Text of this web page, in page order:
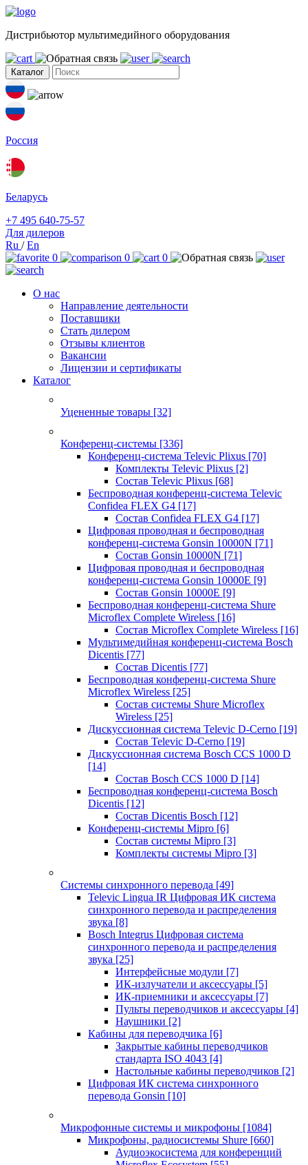
Дистрибьютор мультимедийного оборудования
Каталог
Россия
Беларусь
+7 495 640-75-57
Для дилеров
Ru /En
0
0 0
О нас
Направление деятельности
Поставщики
Стать дилером
Отзывы клиентов
Вакансии
Лицензии и сертификаты
Каталог
Уцененные товары [32]
Конференц-системы [336]
Конференц-система Televic Plixus [70]
Комплекты Televic Plixus [2]
Состав Televic Plixus [68]
Беспроводная конференц-система Televic
Confidea FLEX G4 [17]
Состав Confidea FLEX G4 [17]
Цифровая проводная и беспроводная
конференц-система Gonsin 10000N [71]
Состав Gonsin 10000N [71]
Цифровая проводная и беспроводная
конференц-система Gonsin 10000E [9]
Состав Gonsin 10000E [9]
Беспроводная конференц-система Shure
Microflex Complete Wireless [16]
Состав Microflex Complete Wireless [16]
Мультимедийная конференц-система Bosch
Dicentis [77]
Состав Dicentis [77]
Беспроводная конференц-система Shure
Microflex Wireless [25]
Состав системы Shure Microflex
Wireless [25]
Дискуссионная система Televic D-Cerno [19]
Состав Televic D-Cerno [19]
Дискуссионная система Bosch CCS 1000 D
[14]
Состав Bosch CCS 1000 D [14]
Беспроводная конференц-система Bosch
Dicentis [12]
Состав Dicentis Bosch [12]
Конференц-системы Mipro [6]
Состав системы Mipro [3]
Комплекты системы Mipro [3]
Системы синхронного перевода [49]
Televic Lingua IR Цифровая ИК система
синхронного перевода и распределения
звука [8]
Bosch Integrus Цифровая система
синхронного перевода и распределения
звука [25]
Интерфейсные модули [7]
ИК-излучатели и аксессуары [5]
ИК-приемники и аксессуары [7]
Пульты переводчиков и аксессуары [4]
Наушники [2]
Кабины для переводчика [6]
Закрытые кабины переводчиков
стандарта ISO 4043 [4]
Настольные кабины переводчиков [2]
Цифровая ИК система синхронного
перевода Gonsin [10]
Микрофонные системы и микрофоны [1084]
Микрофоны, радиосистемы Shure [660]
Аудиоэкосистема для конференций